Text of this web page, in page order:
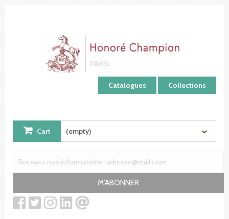
Catalogues Collections
Cart (empty)
M'ABONNER